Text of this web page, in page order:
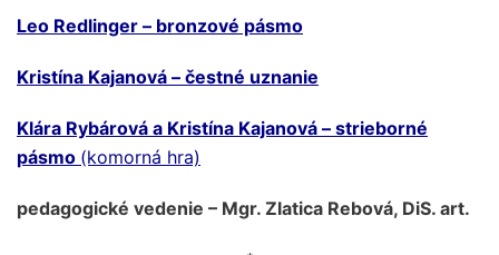
Leo Redlinger – bronzové pásmo
Kristína Kajanová – čestné uznanie
Klára Rybárová a Kristína Kajanová – strieborné
pásmo (komorná hra)
pedagogické vedenie – Mgr. Zlatica Rebová, DiS. art.